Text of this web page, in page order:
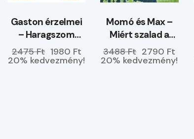
Gaston érzelmei
– Haragszom
magamra
2475 Ft 1980 Ft
20% kedvezmény!
Momó és Max –
Miért szalad a
tenger a partra?
3488 Ft 2790 Ft
20% kedvezmény!